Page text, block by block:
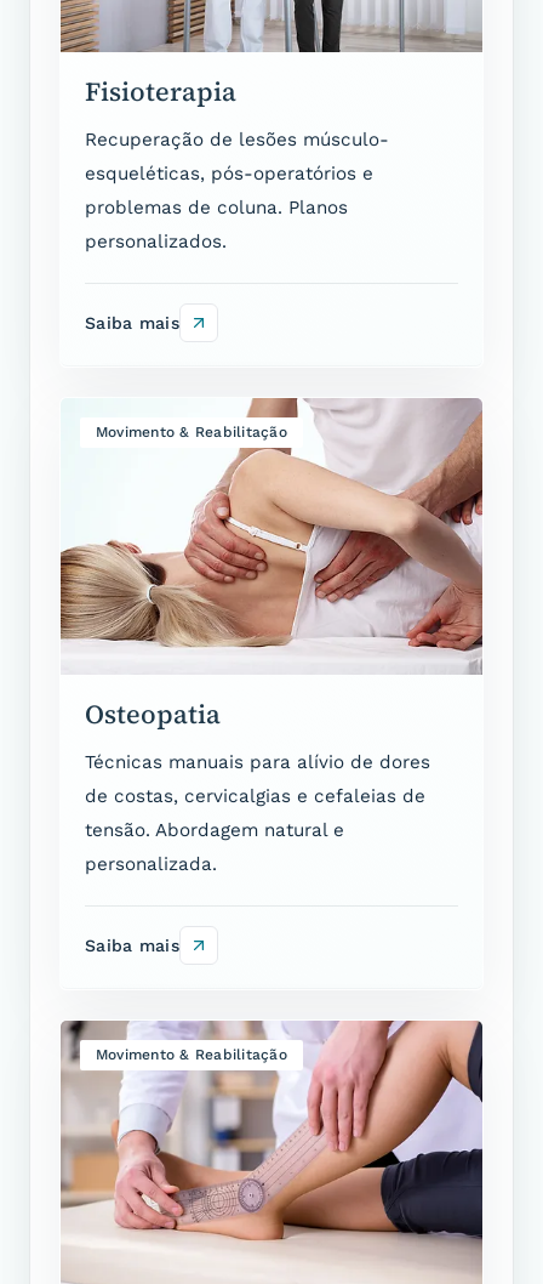
Fisioterapia
Recuperação de lesões músculo-
esqueléticas, pós-operatórios e
problemas de coluna. Planos
personalizados.
Saiba mais
Movimento & Reabilitação
Osteopatia
Técnicas manuais para alívio de dores
de costas, cervicalgias e cefaleias de
tensão. Abordagem natural e
personalizada.
Saiba mais
Movimento & Reabilitação